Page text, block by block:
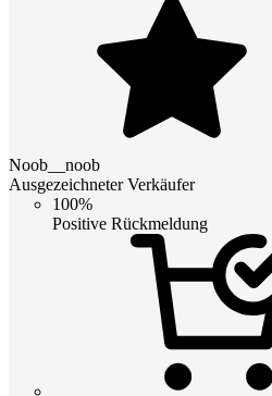
Noob__noob
Ausgezeichneter Verkäufer
100%
Positive Rückmeldung